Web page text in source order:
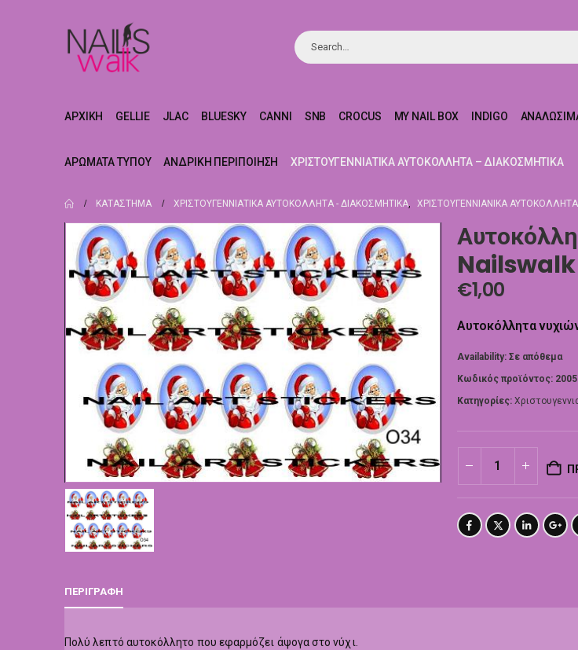
ΑΡΧΙΚΉ GELLIE JLAC BLUESKY CANNI SNB CROCUS MY NAIL BOX INDIGO
ΑΡΏΜΑΤΑ ΤΎΠΟΥ ΑΝΔΡΙΚΉ ΠΕΡΙΠΟΊΗΣΗ ΧΡΙΣΤΟΥΓΕΝΝΙΆΤΙΚΑ ΑΥΤΟΚΌΛΛΗΤΑ – ΔΙΑΚΟΣΜΗΤΙΚΆ
ΚΑΤΆΣΤΗΜΑ ΧΡΙΣΤΟΥΓΕΝΝΙΆΤΙΚΑ ΑΥΤΟΚΌΛΛΗΤΑ - ΔΙΑΚΟΣΜΗΤΙΚΆ, ΧΡΙΣΤΟΥΓΕΝΝΙΑΝΙΚΑ
€1,00
Αυτοκόλλητα
Availability: Σε απόθεμα
Κωδικός προϊόντος:
Κατηγορίες:
ΠΕΡΙΓΡΑΦΉ
Πολύ λεπτό αυτοκόλλητο που εφαρμόζει άψογα στο νύχι.